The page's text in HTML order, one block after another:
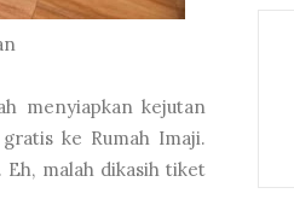
menyiapkan kejutan
ke Rumah Imaji.
malah dikasih tiket